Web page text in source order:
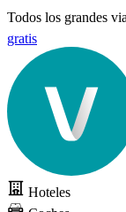
Todos los grandes
gratis
Hoteles